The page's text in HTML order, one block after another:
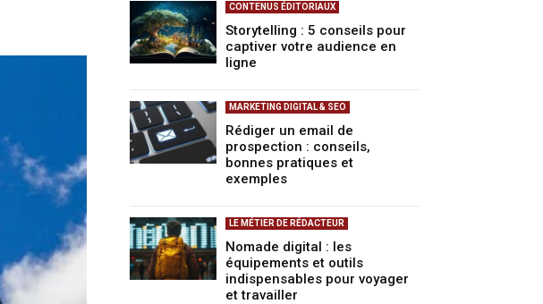
CONTENUS ÉDITORIAUX
Storytelling : 5 conseils pour
captiver votre audience en
ligne
MARKETING DIGITAL & SEO
Rédiger un email de
prospection : conseils,
bonnes pratiques et
exemples
LE MÉTIER DE RÉDACTEUR
Nomade digital : les
équipements et outils
indispensables pour voyager
et travailler